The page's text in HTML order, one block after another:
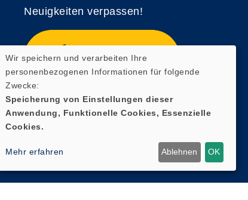
Neuigkeiten verpassen!
anmelden
Wir speichern und verarbeiten Ihre
personenbezogenen Informationen für folgende
Zwecke:
Speicherung von Einstellungen dieser
Anwendung, Funktionelle Cookies, Essenzielle
Cookies.
Mehr erfahren Ablehnen OK